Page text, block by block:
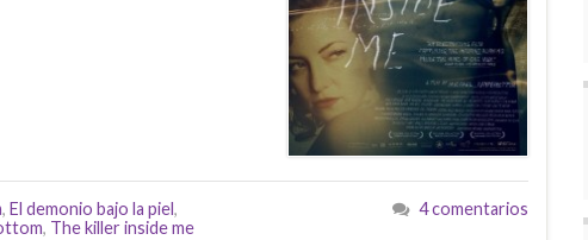
, El demonio bajo la piel,
, The killer inside me
4 comentarios